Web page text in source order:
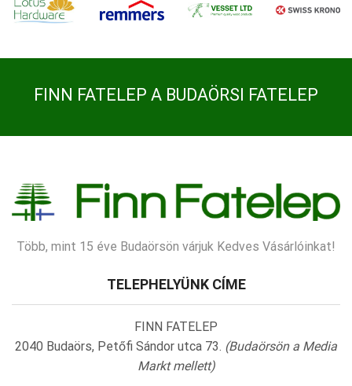
FINN FATELEP A BUDAÖRSI FATELEP
Több, mint 15 éve Budaörsön várjuk Kedves Vásárlóinkat!
TELEPHELYÜNK CÍME
FINN FATELEP
2040 Budaörs, Petőfi Sándor utca 73. (Budaörsön a Media
Markt mellett)